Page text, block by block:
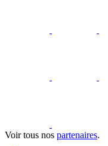
Voir tous nos partenaires.